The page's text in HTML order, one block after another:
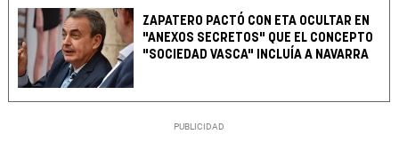
ZAPATERO PACTÓ CON ETA OCULTAR EN
"ANEXOS SECRETOS" QUE EL CONCEPTO
"SOCIEDAD VASCA" INCLUÍA A NAVARRA